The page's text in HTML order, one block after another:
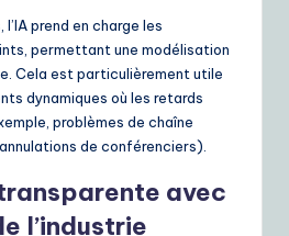
prend en charge les
permettant une modélisation
Cela est particulièrement utile
dynamiques où les retards
problèmes de chaîne
de conférenciers).
avec
l’industrie